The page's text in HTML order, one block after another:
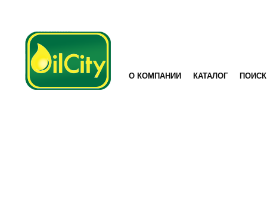
О КОМПАНИИ КАТАЛОГ ПОИСК